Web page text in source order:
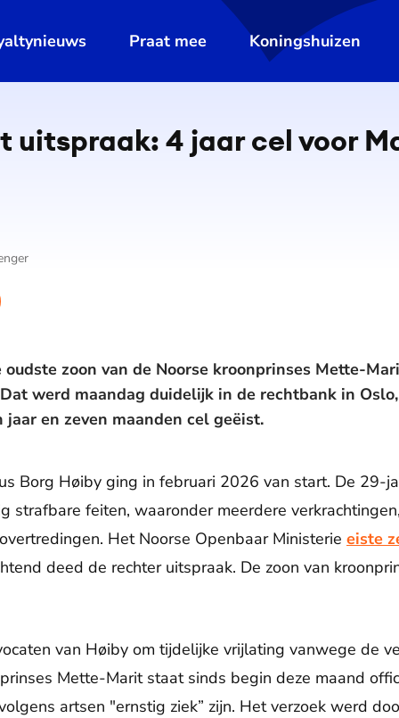
Praat mee Koningshuizen
uitspraak: 4 jaar cel voor
oudste zoon van de Noorse kroonprinses Mette-
werd maandag duidelijk in de rechtbank in
jaar en zeven maanden cel geëist.
Borg Høiby ging in februari 2026 van start. De 29-
strafbare feiten, waaronder meerdere
Het Noorse Openbaar Ministerie eiste
deed de rechter uitspraak. De zoon van
van Høiby om tijdelijke vrijlating vanwege de
Mette-Marit staat sinds begin deze maand
artsen "ernstig ziek” zijn. Het verzoek werd